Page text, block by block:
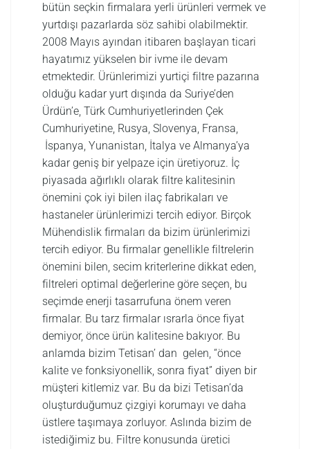
bütün seçkin firmalara yerli ürünleri vermek ve
yurtdışı pazarlarda söz sahibi olabilmektir.
2008 Mayıs ayından itibaren başlayan ticari
hayatımız yükselen bir ivme ile devam
etmektedir. Ürünlerimizi yurtiçi filtre pazarına
olduğu kadar yurt dışında da Suriye’den
Ürdün’e, Türk Cumhuriyetlerinden Çek
Cumhuriyetine, Rusya, Slovenya, Fransa,
İspanya, Yunanistan, İtalya ve Almanya’ya
kadar geniş bir yelpaze için üretiyoruz. İç
piyasada ağırlıklı olarak filtre kalitesinin
önemini çok iyi bilen ilaç fabrikaları ve
hastaneler ürünlerimizi tercih ediyor. Birçok
Mühendislik firmaları da bizim ürünlerimizi
tercih ediyor. Bu firmalar genellikle filtrelerin
önemini bilen, secim kriterlerine dikkat eden,
filtreleri optimal değerlerine göre seçen, bu
seçimde enerji tasarrufuna önem veren
firmalar. Bu tarz firmalar ısrarla önce fiyat
demiyor, önce ürün kalitesine bakıyor. Bu
anlamda bizim Tetisan’ dan gelen, “önce
kalite ve fonksiyonellik, sonra fiyat” diyen bir
müşteri kitlemiz var. Bu da bizi Tetisan’da
oluşturduğumuz çizgiyi korumayı ve daha
üstlere taşımaya zorluyor. Aslında bizim de
istediğimiz bu. Filtre konusunda üretici